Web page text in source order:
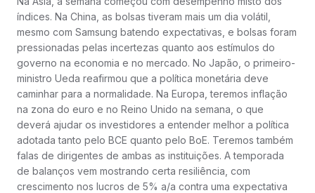
índices. Na China, as bolsas tiveram mais um dia volátil,
mesmo com Samsung batendo expectativas, e bolsas foram
pressionadas pelas incertezas quanto aos estímulos do
governo na economia e no mercado. No Japão, o primeiro-
ministro Ueda reafirmou que a política monetária deve
caminhar para a normalidade. Na Europa, teremos inflação
na zona do euro e no Reino Unido na semana, o que
deverá ajudar os investidores a entender melhor a política
adotada tanto pelo BCE quanto pelo BoE. Teremos também
falas de dirigentes de ambas as instituições. A temporada
de balanços vem mostrando certa resiliência, com
crescimento nos lucros de 5% a/a contra uma expectativa